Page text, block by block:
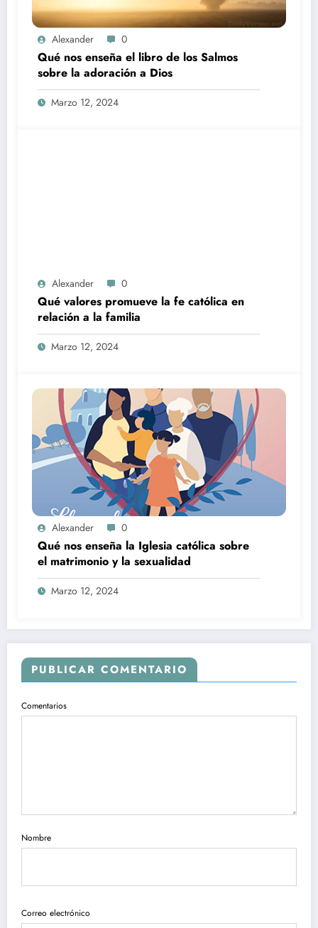
Alexander 0
Qué nos enseña el libro de los Salmos
sobre la adoración a Dios
Marzo 12, 2024
Alexander 0
Qué valores promueve la fe católica en
relación a la familia
Marzo 12, 2024
Alexander 0
Qué nos enseña la Iglesia católica sobre
el matrimonio y la sexualidad
Marzo 12, 2024
PUBLICAR COMENTARIO
Comentarios
Nombre
Correo electrónico